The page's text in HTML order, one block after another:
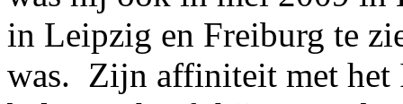
in Leipzig en Freiburg te
was. Zijn affiniteit met het